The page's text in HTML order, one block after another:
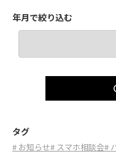
年月で絞り込む
タグ
# お知らせ# スマホ相談会#